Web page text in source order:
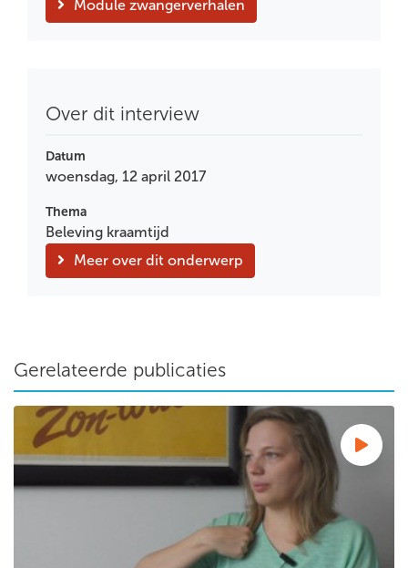
Module zwangerverhalen
Over dit interview
Datum
woensdag, 12 april 2017
Thema
Beleving kraamtijd
Meer over dit onderwerp
Gerelateerde publicaties
Ervaringsverhaal: Judith vond het storend dat haar baby